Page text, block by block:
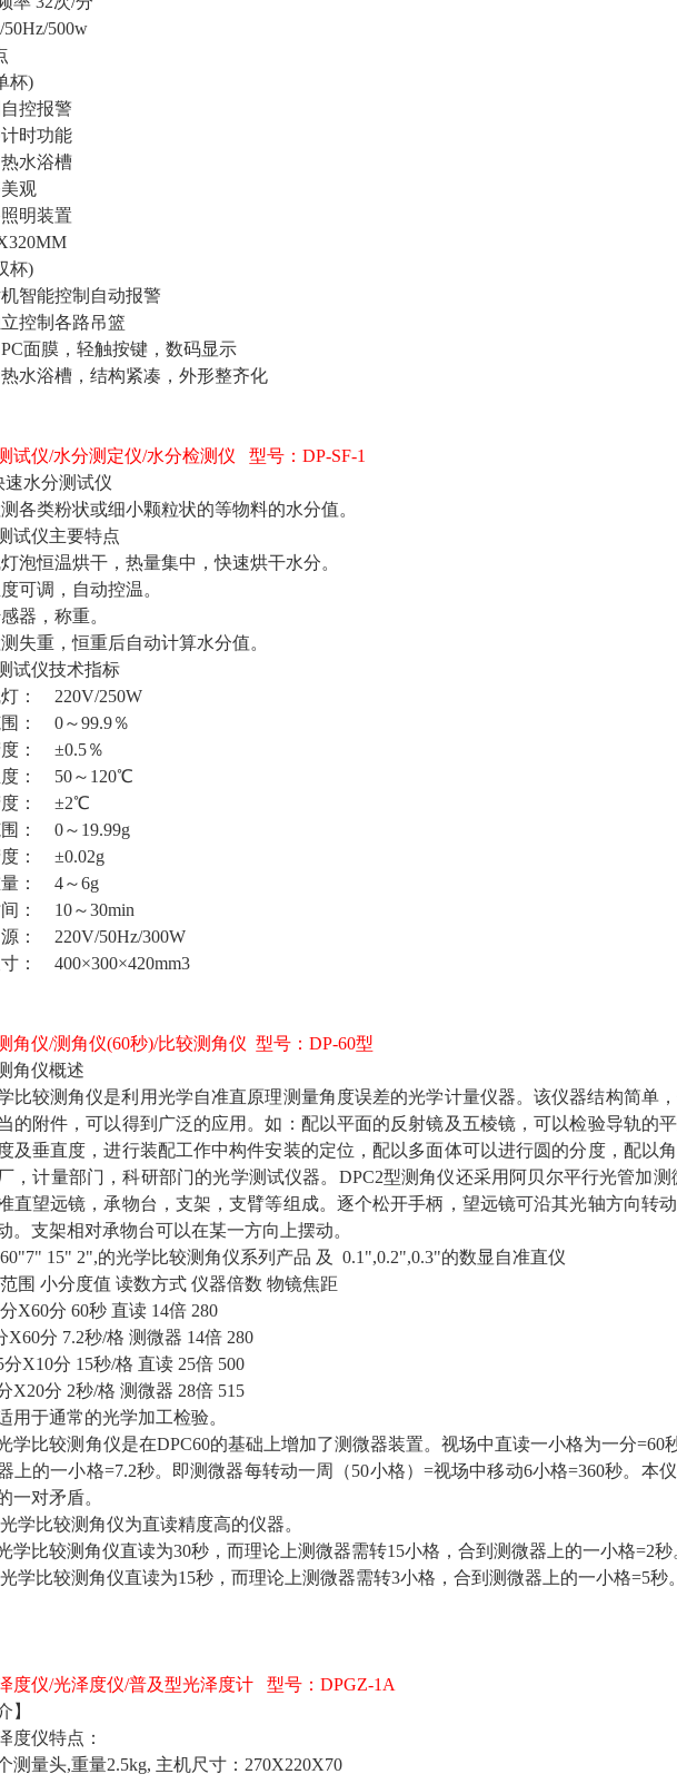
50Hz/500w
杯)
控报警
时功能
水浴槽
观
明装置
杯)
智能控制自动报警
控制各路吊篮
面膜，轻触按键，数码显示
热水浴槽，结构紧凑，外形整齐化
试仪/水分测定仪/水分检测仪 型号：DP-SF-1
1快速水分测试仪
测各类粉状或细小颗粒状的等物料的水分值。
试仪主要特点
灯泡恒温烘干，热量集中，快速烘干水分。
可调，自动控温。
器，称重。
失重，恒重后自动计算水分值。
试仪技术指标
灯： 220V/250W
围： 0～99.9％
度： ±0.5％
度： 50～120℃
度： ±2℃
围： 0～19.99g
度： ±0.02g
量： 4～6g
间： 10～30min
220V/50Hz/300W
寸： 400×300×420mm3
角仪/测角仪(60秒)/比较测角仪 型号：DP-60型
角仪概述
比较测角仪是利用光学自准直原理测量角度误差的光学计量仪器。该仪器结构简单
的附件，可以得到广泛的应用。如：配以平面的反射镜及五棱镜，可以检验导轨的
及垂直度，进行装配工作中构件安装的定位，配以多面体可以进行圆的分度，配以
，计量部门，科研部门的光学测试仪器。DPC2型测角仪还采用阿贝尔平行光管加
直望远镜，承物台，支架，支臂等组成。逐个松开手柄，望远镜可沿其光轴方向转
。支架相对承物台可以在某一方向上摆动。
15" 2",的光学比较测角仪系列产品 及 0.1",0.2",0.3"的数显自准直仪
围 小分度值 读数方式 仪器倍数 物镜焦距
X60分 60秒 直读 14倍 280
X60分 7.2秒/格 测微器 14倍 280
分X10分 15秒/格 直读 25倍 500
X20分 2秒/格 测微器 28倍 515
用于通常的光学加工检验。
学比较测角仪是在DPC60的基础上增加了测微器装置。视场中直读一小格为一分=60
上的一小格=7.2秒。即测微器每转动一周（50小格）=视场中移动6小格=360秒。本
一对矛盾。
学比较测角仪为直读精度高的仪器。
学比较测角仪直读为30秒，而理论上测微器需转15小格，合到测微器上的一小格=2秒
学比较测角仪直读为15秒，而理论上测微器需转3小格，合到测微器上的一小格=5秒
度仪/光泽度仪/普及型光泽度计 型号：DPGZ-1A
】
度仪特点：
测量头,重量2.5kg, 主机尺寸：270X220X70